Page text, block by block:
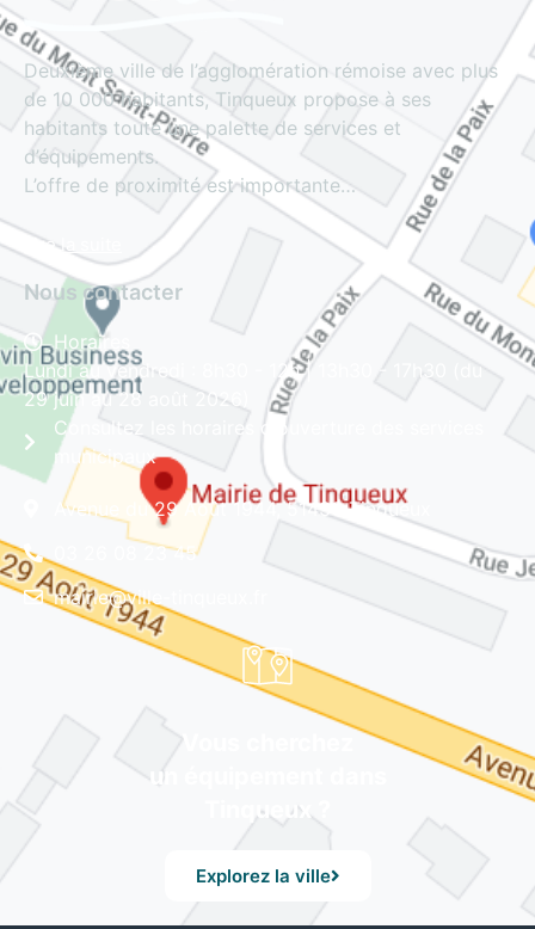
Deuxième ville de l’agglomération rémoise avec plus
de 10 000 habitants, Tinqueux propose à ses
habitants toute une palette de services et
d’équipements.
L’offre de proximité est importante…
Lire la suite
Nous contacter
Horaires
Lundi au vendredi : 8h30 - 12h | 13h30 - 17h30 (du
29 juin au 28 août 2026)
Consultez les horaires d'ouverture des services
municipaux
Avenue du 29 Août 1944, 51430 Tinqueux
03 26 08 23 45
mairie@ville-tinqueux.fr
Vous cherchez
un équipement dans
Tinqueux ?
Explorez la ville